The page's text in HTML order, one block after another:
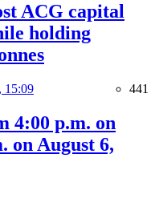
ACG capital
holding
15:09 441
4:00 p.m. on
on August 6,